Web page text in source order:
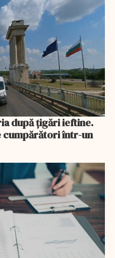
după țigări ieftine.
cumpărători într-un